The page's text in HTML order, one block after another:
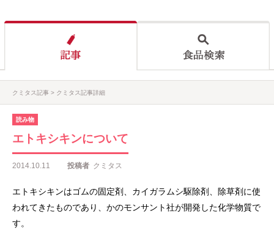
クミタス記事 クミタス記事詳細
読み物
エトキシキンについて
2014.10.11 投稿者 クミタス
エトキシキンはゴムの固定剤、カイガラムシ駆除剤、除草剤に使
われてきたものであり、かのモンサント社が開発した化学物質で
す。